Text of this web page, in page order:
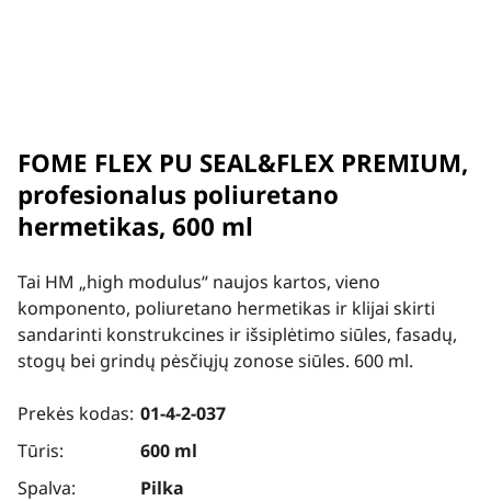
FOME FLEX PU SEAL&FLEX PREMIUM,
profesionalus poliuretano
hermetikas, 600 ml
Tai HM „high modulus“ naujos kartos, vieno
komponento, poliuretano hermetikas ir klijai skirti
sandarinti konstrukcines ir išsiplėtimo siūles, fasadų,
stogų bei grindų pėsčiųjų zonose siūles. 600 ml.
Prekės kodas: 01-4-2-037
Tūris:
600 ml
Spalva:
Pilka